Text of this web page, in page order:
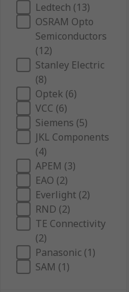
Ledtech (13)
OSRAM Opto
Semiconductors
(12)
Stanley Electric
(8)
Optek (6)
VCC (6)
Siemens (5)
JKL Components
(4)
APEM (3)
EAO (2)
Everlight (2)
RND (2)
TE Connectivity
(2)
Panasonic (1)
SAM (1)